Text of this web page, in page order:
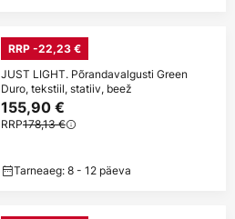
RRP -22,23 €
JUST LIGHT. Põrandavalgusti Green
Duro, tekstiil, statiiv, beež
155,90 €
RRP178,13 €
Tarneaeg: 8 - 12 päeva